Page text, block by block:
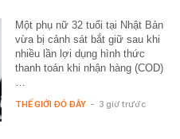
Một phụ nữ 32 tuổi tại Nhật Bản
vừa bị cảnh sát bắt giữ sau khi
nhiều lần lợi dụng hình thức
thanh toán khi nhận hàng (COD)
…
THẾ GIỚI ĐÓ ĐÂY - 3 giờ trước